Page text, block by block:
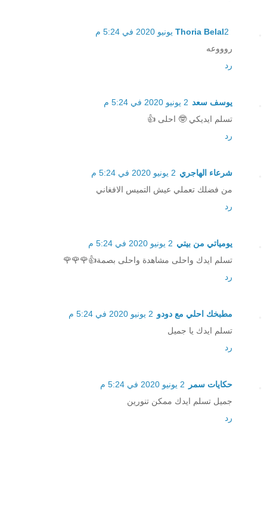
Thoria Belal2 يونيو 2020 في 5:24 م
روووعه
رد
يوسف سعد 2 يونيو 2020 في 5:24 م
تسلم ايديكي 🤓 احلى 👍
رد
شرعاء الهاجري 2 يونيو 2020 في 5:24 م
من فضلك تعملي عيش التميس الافغاني
رد
يومياتي من بيتي 2 يونيو 2020 في 5:24 م
تسلم ايدك واحلى مشاهدة واحلى بصمة👍🌹🌹🌹
رد
مطبخك احلي مع دودو 2 يونيو 2020 في 5:24 م
تسلم ايدك يا جميل
رد
حكايات سمر
2 يونيو 2020 في 5:24 م
جميل تسلم ايدك ممكن تنورين
رد